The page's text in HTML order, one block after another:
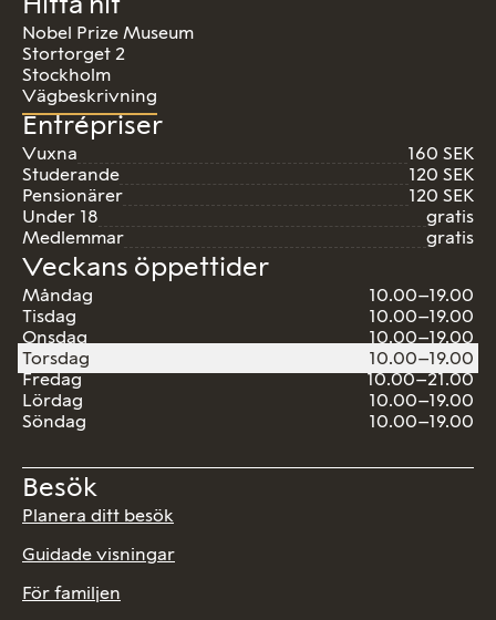
Nobel Prize Museum
Stortorget 2
Stockholm
Vägbeskrivning
Entrépriser
Vuxna
160 SEK
Studerande
120 SEK
Pensionärer
120 SEK
Under 18
gratis
Medlemmar
gratis
Veckans öppettider
Måndag
10.00–19.00
Tisdag
10.00–19.00
Onsdag
10.00–19.00
Torsdag
10.00–19.00
Fredag
10.00–21.00
Lördag
10.00–19.00
Söndag
10.00–19.00
Besök
Planera ditt besök
Guidade visningar
För familjen